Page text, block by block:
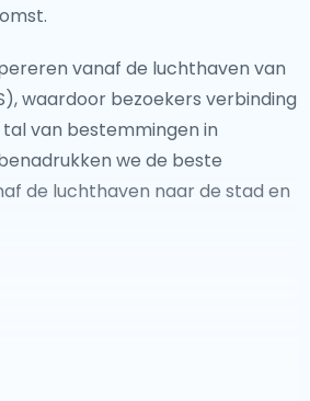
vanaf de luchthaven van
waardoor bezoekers verbinding
van bestemmingen in
we de beste
de luchthaven naar de stad en